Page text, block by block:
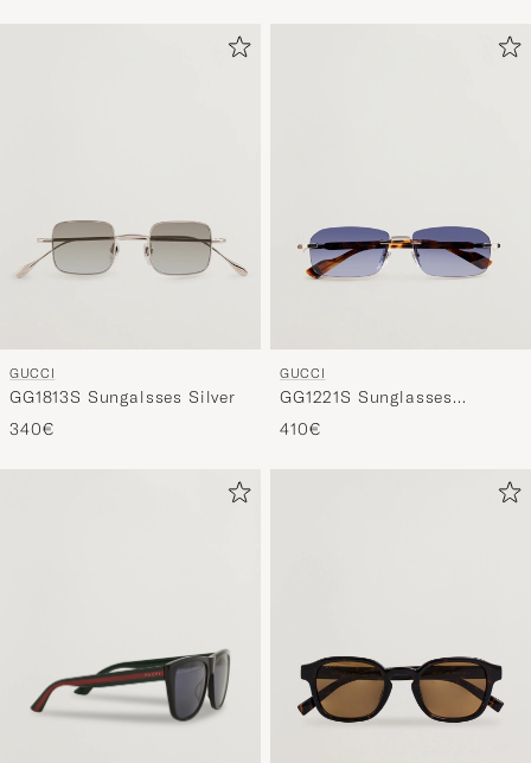
GUCCI
GG1813S Sungalsses Silver
340€
GUCCI
GG1221S Sunglasses
Havana
410€